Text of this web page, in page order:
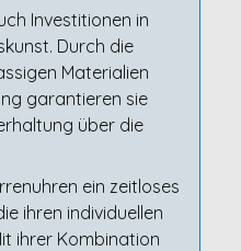
Investitionen in
Durch die
Materialien
garantieren sie
über die
ein zeitloses
ihren individuellen
ihrer Kombination